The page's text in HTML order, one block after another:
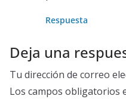
Respuesta
Deja una
Tu dirección de correo
Los campos obligatorios